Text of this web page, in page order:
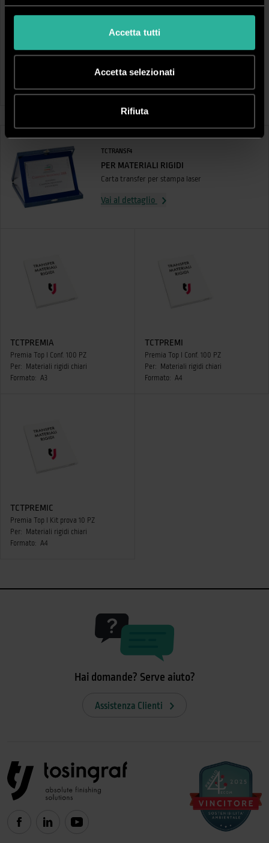
Accetta tutti
Accetta selezionati
Rifiuta
TTRNTESI
Tesi - non spellicolabile
Formato: A4
TCTRANSF4
PER MATERIALI RIGIDI
Carta transfer per stampa laser
Vai al dettaglio
TCTPREMIA
Premia Top I Conf. 100 PZ
Per:
Materiali rigidi chiari
Formato: A3
TCTPREMI
Premia Top I Conf. 100 PZ
Per:
Materiali rigidi chiari
Formato: A4
TCTPREMIC
Premia Top I Kit prova 10 PZ
Per:
Materiali rigidi chiari
Formato: A4
Hai domande? Serve aiuto?
Assistenza Clienti